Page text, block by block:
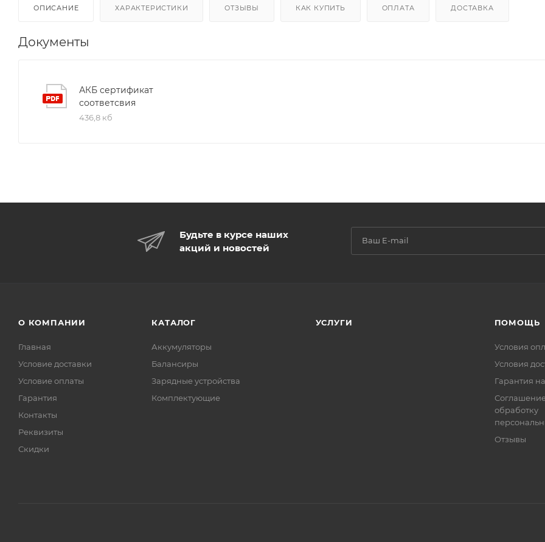
ОПИСАНИЕ ХАРАКТЕРИСТИКИ ОТЗЫВЫ КАК КУПИТЬ ОПЛАТА ДОСТАВКА
Документы
АКБ сертификат
соответсвия
436,8 кб
Будьте в курсе наших
акций и новостей
О КОМПАНИИ
Главная
Условие доставки
Условие оплаты
Гарантия
Контакты
Реквизиты
Скидки
КАТАЛОГ
Аккумуляторы
Балансиры
Зарядные устройства
Комплектующие
УСЛУГИ ПОМОЩЬ
Условия
Условия
Гарантия
обработку
Отзывы